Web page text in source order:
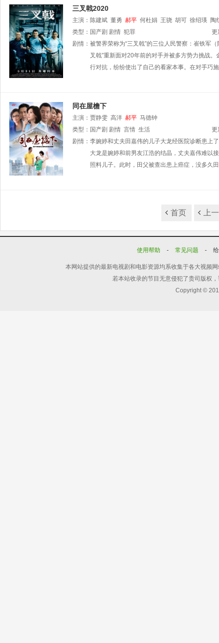
三叉戟2020
主演： 陈建斌 董勇 郝平 何杜娟 王骁 胡可 徐绍瑛 陶
类型： 国产剧 剧情 犯罪
更
剧情： 被警界荣称为“三叉戟”的三位人民警察：崔铁军
叉戟”重新面对20年前的对手并被多方势力挑战
行对抗，纷纷使出了自己的看家本事。在对手巧
同在屋檐下
主演： 贾静雯 高洋 郝平 马德钟
类型： 国产剧 剧情 言情 生活
更
剧情： 李婉婷和丈夫田嘉伟的儿子大龙经医院诊断患上
大龙是婉婷和前男友江浩的结晶，丈夫嘉伟难以
照料儿子。此时，田父被查出患上癌症，没多久
首页 上
使用帮助 - 常见问题 -
本网站提供的最新电视剧和电影资源均系收集于各大视频
若本站收录的节目无意侵犯了贵司版权
Copyright ©